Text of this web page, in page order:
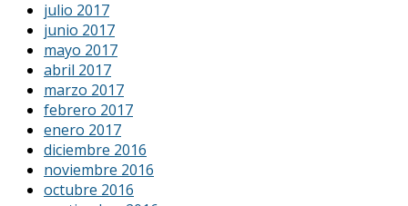
julio 2017
junio 2017
mayo 2017
abril 2017
marzo 2017
febrero 2017
enero 2017
diciembre 2016
noviembre 2016
octubre 2016